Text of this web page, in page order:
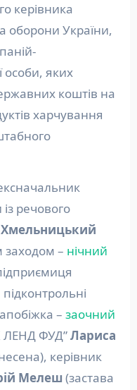
керівника
оборони України,
особи, яких
коштів на
харчування
речового
Хмельницький
заходом – нічний
– заочний
ЛЕНД ФУД”Лариса
керівник
Мелеш (застава